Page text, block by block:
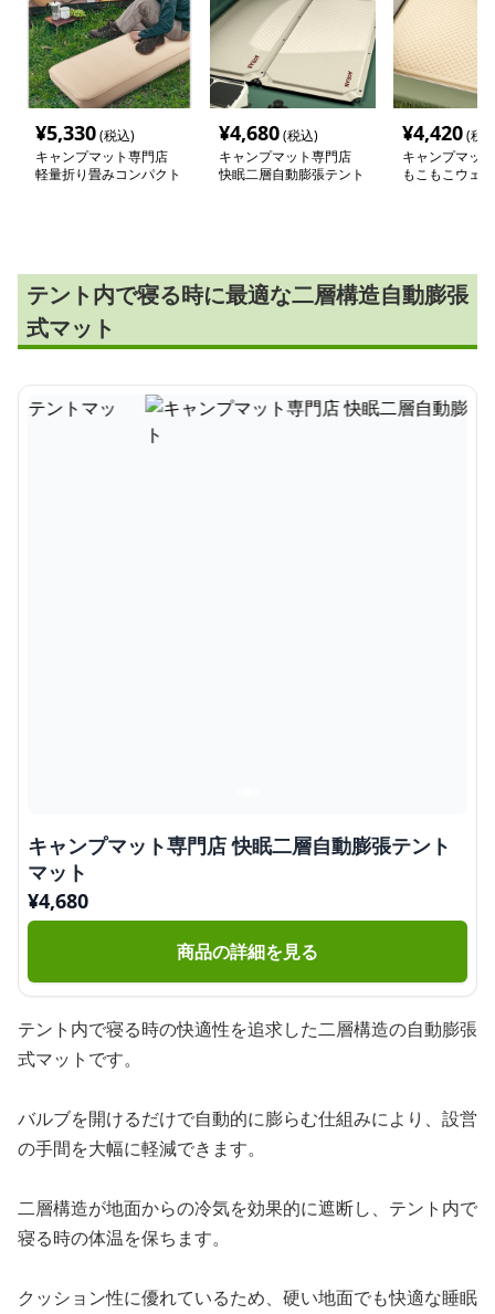
¥5,330(税込)
キャンプマット専門店
軽量折り畳みコンパクト
¥4,680(税込)
キャンプマット専門店
快眠二層自動膨張テント
¥4,420(税
キャンプマッ
もこもこウェ
テント内で寝る時に最適な二層構造自動膨張
式マット
キャンプマット専門店 快眠二層自動膨張テント
マット
¥4,680
商品の詳細を見る
テント内で寝る時の快適性を追求した二層構造の自動膨張
式マットです。
バルブを開けるだけで自動的に膨らむ仕組みにより、設営
の手間を大幅に軽減できます。
二層構造が地面からの冷気を効果的に遮断し、テント内で
寝る時の体温を保ちます。
クッション性に優れているため、硬い地面でも快適な睡眠